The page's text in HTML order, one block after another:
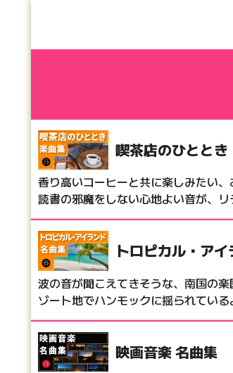
喫茶店のひととき
香り高いコーヒーと共に楽しみたい
読書の邪魔をしない心地よい音が、リ
トロピカル・ア
波の音が聞こえてきそうな、南国の
ゾート地でハンモックに揺られている
映画音楽 名曲集